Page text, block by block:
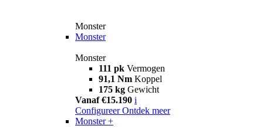
Monster
Monster
Monster
111 pk Vermogen
91,1 Nm Koppel
175 kg Gewicht
Vanaf €15.190 i
Configureer Ontdek meer
Monster +